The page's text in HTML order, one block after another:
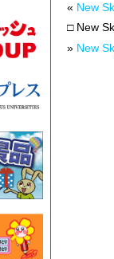
« New
□ New
» New